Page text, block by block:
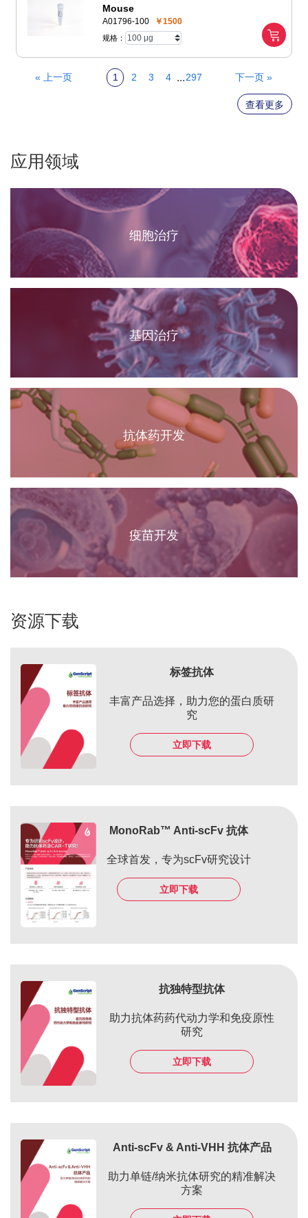
Mouse
A01796-100 ￥1500
规格：
« 上一页 1 2 3 4 ...297 下一页 »
查看更多
应用领域
细胞治疗
基因治疗
抗体药开发
疫苗开发
资源下载
标签抗体
丰富产品选择，助力您的蛋白质研
究
立即下载
MonoRab™ Anti-scFv 抗体
全球首发，专为scFv研究设计
立即下载
抗独特型抗体
助力抗体药药代动力学和免疫原性
研究
立即下载
Anti-scFv & Anti-VHH 抗体产品
助力单链/纳米抗体研究的精准解决
方案